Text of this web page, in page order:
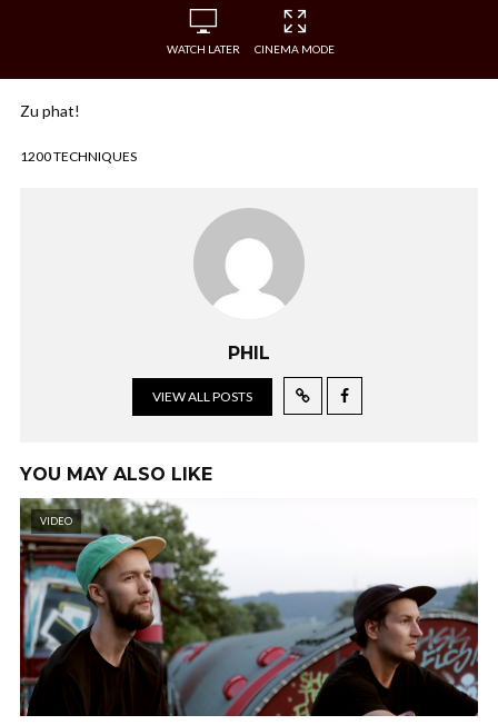
WATCH LATER CINEMA MODE
Zu phat!
1200 TECHNIQUES
PHIL
VIEW ALL POSTS
YOU MAY ALSO LIKE
VIDEO